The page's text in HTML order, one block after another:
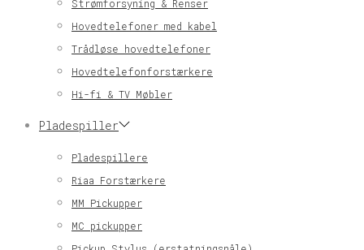
Strømforsyning & Renser
Hovedtelefoner med kabel
Trådløse hovedtelefoner
Hovedtelefonforstærkere
Hi-fi & TV Møbler
Pladespiller
Pladespillere
Riaa Forstærkere
MM Pickupper
MC pickupper